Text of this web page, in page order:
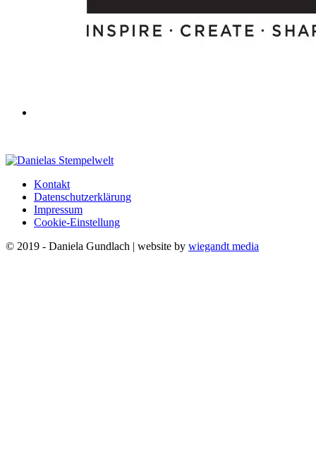
Kontakt
Datenschutzerklärung
Impressum
Cookie-Einstellung
© 2019 - Daniela Gundlach | website by wiegandt media